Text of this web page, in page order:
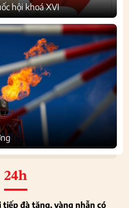
hội khoá XVI
24h
đà tăng, vàng nhẫn có